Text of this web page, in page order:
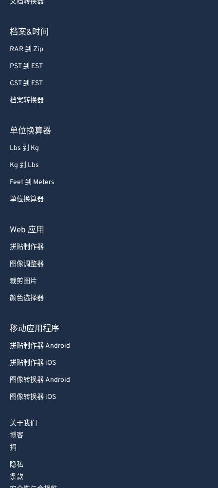
文档转换器
档案&时间
RAR 到 Zip
PST 到 EST
CST 到 EST
档案转换器
单位换算器
Lbs 到 Kg
Kg 到 Lbs
Feet 到 Meters
单位换算器
Web 应用
拼贴制作器
图像调整器
裁剪图片
颜色选择器
移动应用程序
拼贴制作器 Android
拼贴制作器 iOS
图像转换器 Android
图像转换器 iOS
关于我们
博客
捐
隐私
条款